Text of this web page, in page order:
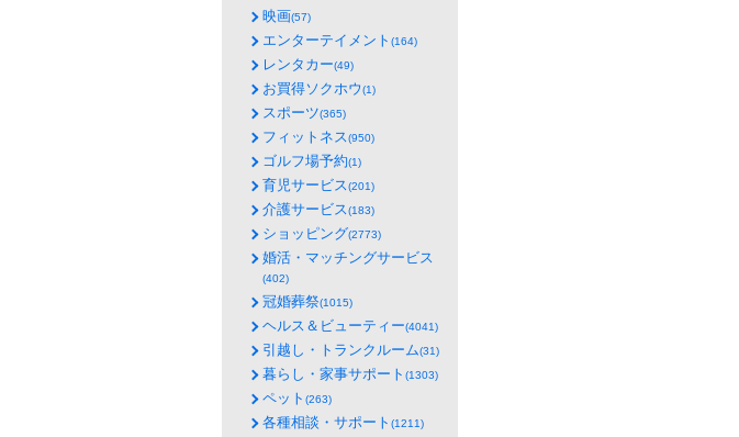
映画(57)
エンターテイメント (164)
レンタカー(49)
お買得ソクホウ(1)
スポーツ(365)
フィットネス(950)
ゴルフ場予約(1)
育児サービス(201)
介護サービス(183)
ショッピング(2773)
婚活・マッチングサービス
(402)
冠婚葬祭(1015)
ヘルス＆ビューティー(4041)
引越し・トランクルーム(31)
暮らし・家事サポート (1303)
ペット (263)
各種相談・サポート (1211)